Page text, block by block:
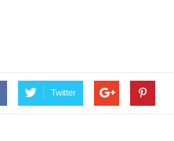
Twitter